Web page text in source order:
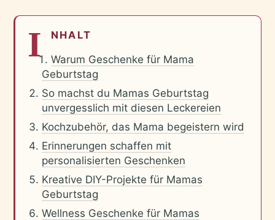
I
NHALT
Warum Geschenke für Mama
Geburtstag
So machst du Mamas Geburtstag
unvergesslich mit diesen Leckereien
Kochzubehör, das Mama begeistern wird
Erinnerungen schaffen mit
personalisierten Geschenken
Kreative DIY-Projekte für Mamas
Geburtstag
Wellness Geschenke für Mamas